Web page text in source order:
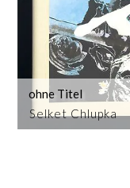
Selket Chlupka
ohne Titel